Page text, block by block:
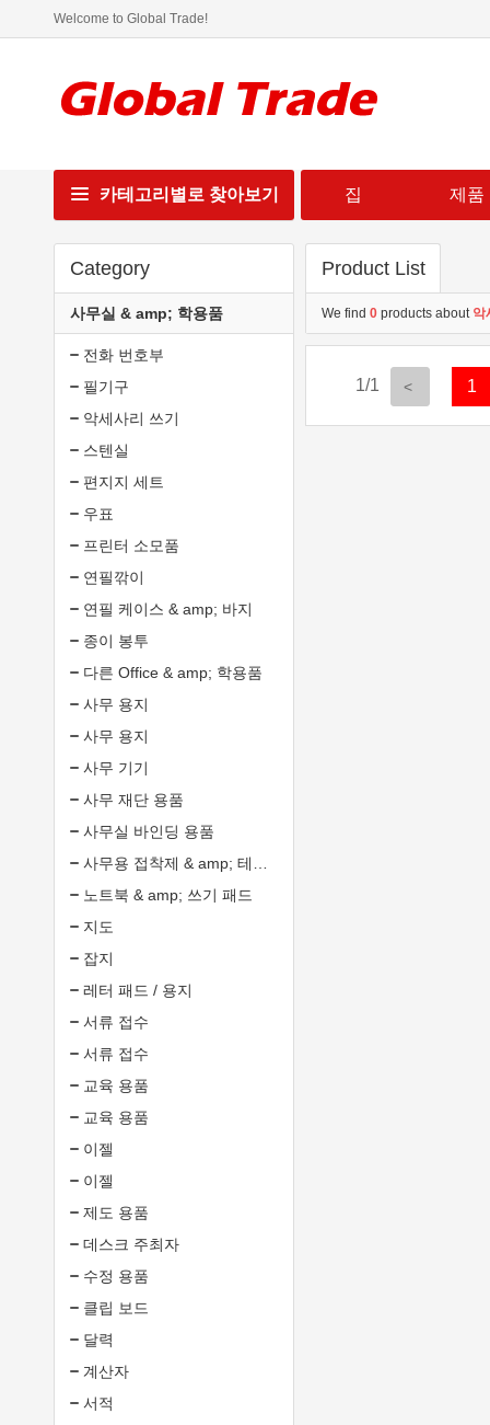
Welcome to Global Trade!
카테고리별로 찾아보기 집 제품
Category
사무실 & amp; 학용품
전화 번호부
필기구
악세사리 쓰기
스텐실
편지지 세트
우표
프린터 소모품
연필깎이
연필 케이스 & amp; 바지
종이 봉투
다른 Office & amp; 학용품
사무 용지
사무 용지
사무 기기
사무 재단 용품
사무실 바인딩 용품
노트북 & amp; 쓰기 패드
지도
잡지
레터 패드 / 용지
서류 접수
서류 접수
교육 용품
교육 용품
이젤
이젤
제도 용품
데스크 주최자
수정 용품
클립 보드
달력
계산자
서적
Product List
We find 0 products about 악
1/1 1